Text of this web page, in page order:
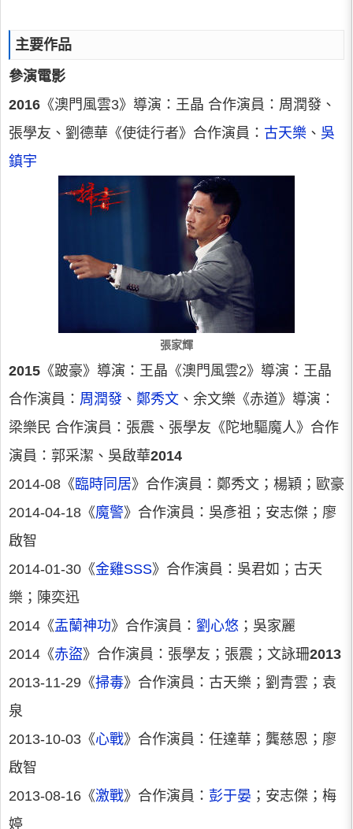
主要作品
參演電影
2016 《澳門風雲3》導演：王晶 合作演員：周潤發、
張學友、劉德華《使徒行者》合作演員： 古天樂 、 吳
鎮宇
張家輝
2015 《跛豪》導演：王晶《澳門風雲2》導演：王晶
合作演員： 周潤發 、 鄭秀文 、余文樂《赤道》導演：
梁樂民 合作演員：張震、張學友《陀地驅魔人》合作
演員：郭采潔、吳啟華2014
2014-08《臨時同居》合作演員：鄭秀文；楊穎；歐豪
2014-04-18《魔警》合作演員：吳彥祖；安志傑；廖
啟智
2014-01-30《金雞SSS》合作演員：吳君如；古天
樂；陳奕迅
2014《盂蘭神功》合作演員： 劉心悠 ；吳家麗
2014《赤盜》合作演員：張學友；張震；文詠珊2013
2013-11-29《掃毒》合作演員：古天樂；劉青雲；袁
泉
2013-10-03《心戰》合作演員：任達華；龔慈恩；廖
啟智
2013-08-16《激戰》合作演員： 彭于晏 ；安志傑；梅
婷